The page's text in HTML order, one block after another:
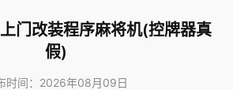
门改装程序麻将机(控牌器真
假)
时间：2026年08月09日